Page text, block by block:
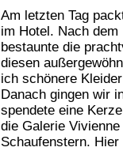
Am letzten Tag
im Hotel. Nach
bestaunte die
diesen
ich schönere
Danach gingen wir
spendete eine
die Galerie
Schaufenstern.